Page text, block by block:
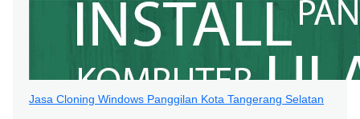
Jasa Cloning Windows Panggilan Kota Tangerang Selatan